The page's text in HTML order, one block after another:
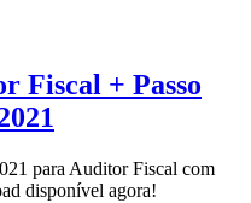
Fiscal + Passo
para Auditor Fiscal com
disponível agora!